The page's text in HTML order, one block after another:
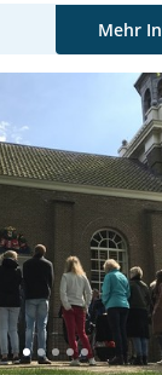
Mehr